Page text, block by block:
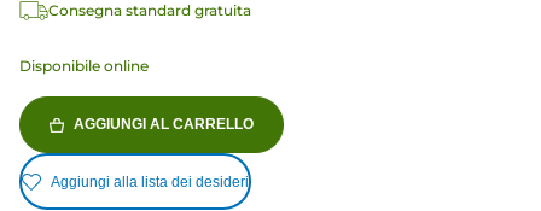
Consegna standard gratuita
Disponibile online
AGGIUNGI AL CARRELLO
Aggiungi alla lista dei desideri